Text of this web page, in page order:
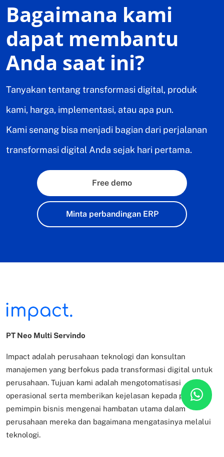
Bagaimana kami
dapat membantu
Anda saat ini?
Tanyakan tentang transformasi digital, produk
kami, harga, implementasi, atau apa pun.
Kami senang bisa menjadi bagian dari perjalanan
transformasi digital Anda sejak hari pertama.
Free demo
Minta perbandingan ERP
PT Neo Multi Servindo
Impact adalah perusahaan teknologi dan konsultan
manajemen yang berfokus pada transformasi digital untuk
perusahaan. Tujuan kami adalah mengotomatisasi
operasional serta memberikan kejelasan kepada para
pemimpin bisnis mengenai hambatan utama dalam
perusahaan mereka dan bagaimana mengatasinya melalui
teknologi.